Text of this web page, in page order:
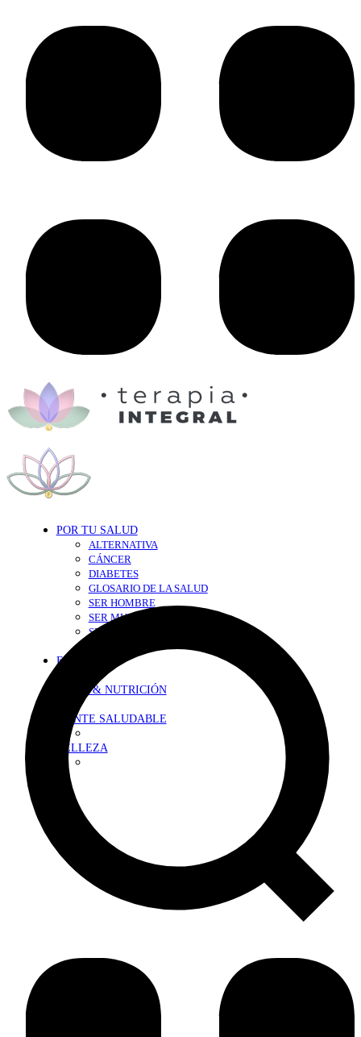
POR TU SALUD
ALTERNATIVA
CÁNCER
DIABETES
GLOSARIO DE LA SALUD
SER HOMBRE
SER MUJER
SEXY-SALUD
EN FORMA
DIETA & NUTRICIÓN
MENTE SALUDABLE
BELLEZA